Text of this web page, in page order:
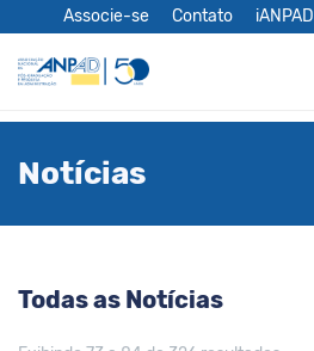
Associe-se Contato iANPAD
Notícias
Todas as Notícias